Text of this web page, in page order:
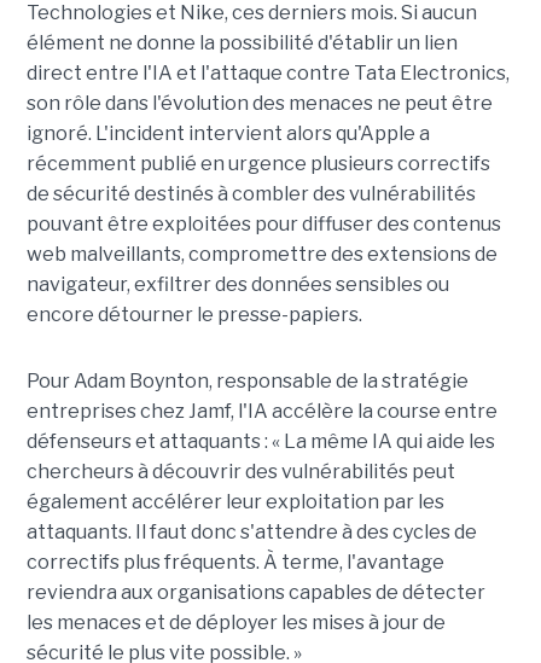
Technologies et Nike, ces derniers mois. Si aucun
élément ne donne la possibilité d'établir un lien
direct entre l'IA et l'attaque contre Tata Electronics,
son rôle dans l'évolution des menaces ne peut être
ignoré. L'incident intervient alors qu'Apple a
récemment publié en urgence plusieurs correctifs
de sécurité destinés à combler des vulnérabilités
pouvant être exploitées pour diffuser des contenus
web malveillants, compromettre des extensions de
navigateur, exfiltrer des données sensibles ou
encore détourner le presse-papiers.
PourAdam Boynton, responsable de la stratégie
entreprises chezJamf, l'IA accélère la course entre
défenseurs et attaquants : « La même IA qui aide les
chercheurs à découvrir des vulnérabilités peut
également accélérer leur exploitation par les
attaquants. Il faut donc s'attendre à des cycles de
correctifs plus fréquents. À terme, l'avantage
reviendra aux organisations capables de détecter
les menaces et de déployer les mises à jour de
sécurité le plus vite possible. »